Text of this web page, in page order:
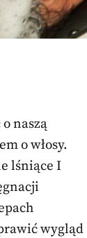
naszą
o włosy.
lśniące I
wygląd